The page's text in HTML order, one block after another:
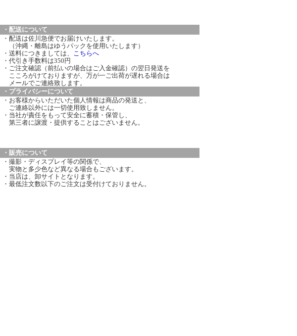
・配送について
・配送は佐川急便でお届けいたします。
（沖縄・離島はゆうパックを使用いたします）
・送料につきましては、 こちらへ
・代引き手数料は350円
・ご注文確認（前払いの場合はご入金確認）の翌日発送を
こころがけておりますが、万が一ご出荷が遅れる場合は
メールでご連絡致します。
・プライバシーについて
・お客様からいただいた個人情報は商品の発送と、
ご連絡以外には一切使用致しません。
・当社が責任をもって安全に蓄積・保管し、
第三者に譲渡・提供することはございません。
・販売について
・撮影・ディスプレイ等の関係で、
実物と多少色など異なる場合もございます。
・当店は、卸サイトとなります。
・最低注文数以下のご注文は受付けておりません。